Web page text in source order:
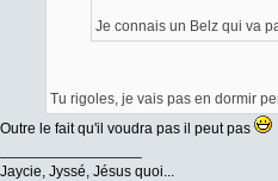
Je connais un Belz qui va
Tu rigoles, je vais pas en dormir
Outre le fait qu'il voudra pas il peut pas
Jaycie, Jyssé, Jésus quoi...